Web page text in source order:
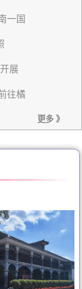
一国
展
往橘
更多 》